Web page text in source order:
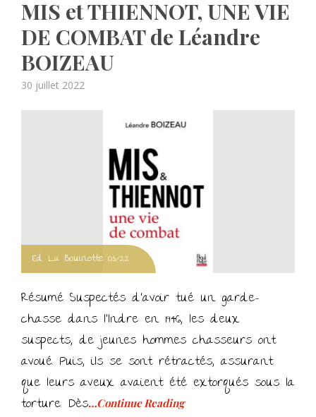
MIS et THIENNOT, UNE VIE
DE COMBAT de Léandre
BOIZEAU
Posted
30 juillet 2022
Ed. La Bouinotte 03/22
Résumé Suspectés d’avoir tué un garde-
chasse dans l’Indre en 1946, les deux
suspects, de jeunes hommes chasseurs ont
avoué. Puis, ils se sont rétractés, assurant
que leurs aveux avaient été extorqués sous la
torture. Dès…Continue Reading